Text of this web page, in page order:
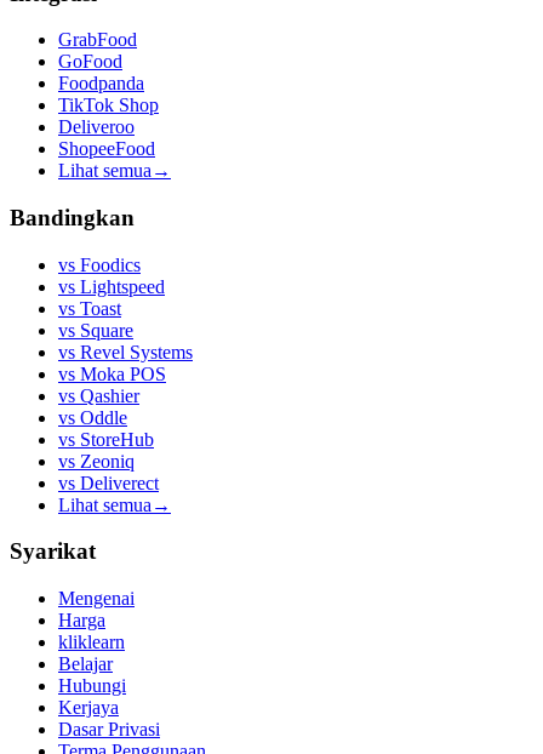
GrabFood
GoFood
Foodpanda
TikTok Shop
Deliveroo
ShopeeFood
Lihat semua →
Bandingkan
vs Foodics
vs Lightspeed
vs Toast
vs Square
vs Revel Systems
vs Moka POS
vs Qashier
vs Oddle
vs StoreHub
vs Zeoniq
vs Deliverect
Lihat semua →
Syarikat
Mengenai
Harga
kliklearn
Belajar
Hubungi
Kerjaya
Dasar Privasi